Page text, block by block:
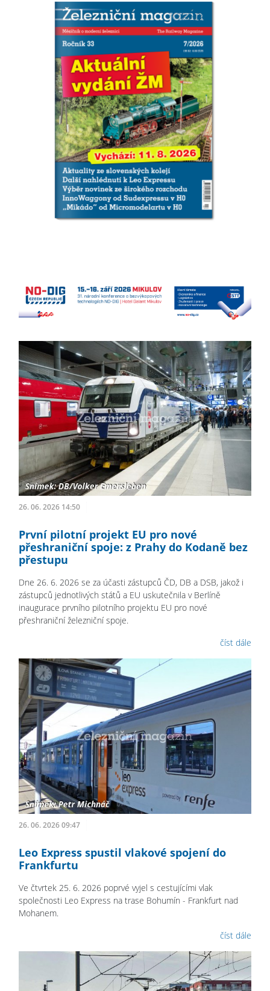
26. 06. 2026 14:50
První pilotní projekt EU pro nové
přeshraniční spoje: z Prahy do Kodaně bez
přestupu
Dne 26. 6. 2026 se za účasti zástupců ČD, DB a DSB, jakož i
zástupců jednotlivých států a EU uskutečnila v Berlíně
inaugurace prvního pilotního projektu EU pro nové
přeshraniční železniční spoje.
číst dále
26. 06. 2026 09:47
Leo Express spustil vlakové spojení do
Frankfurtu
Ve čtvrtek 25. 6. 2026 poprvé vyjel s cestujícími vlak
společnosti Leo Express na trase Bohumín - Frankfurt nad
Mohanem.
číst dále